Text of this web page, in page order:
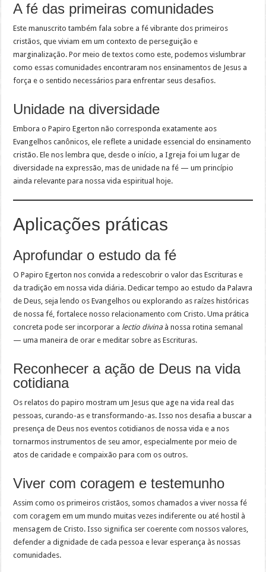
A fé das primeiras comunidades
Este manuscrito também fala sobre a fé vibrante dos primeiros
cristãos, que viviam em um contexto de perseguição e
marginalização. Por meio de textos como este, podemos vislumbrar
como essas comunidades encontraram nos ensinamentos de Jesus a
força e o sentido necessários para enfrentar seus desafios.
Unidade na diversidade
Embora o Papiro Egerton não corresponda exatamente aos
Evangelhos canônicos, ele reflete a unidade essencial do ensinamento
cristão. Ele nos lembra que, desde o início, a Igreja foi um lugar de
diversidade na expressão, mas de unidade na fé — um princípio
ainda relevante para nossa vida espiritual hoje.
Aplicações práticas
Aprofundar o estudo da fé
O Papiro Egerton nos convida a redescobrir o valor das Escrituras e
da tradição em nossa vida diária. Dedicar tempo ao estudo da Palavra
de Deus, seja lendo os Evangelhos ou explorando as raízes históricas
de nossa fé, fortalece nosso relacionamento com Cristo. Uma prática
concreta pode ser incorporar a lectio divinaà nossa rotina semanal
— uma maneira de orar e meditar sobre as Escrituras.
Reconhecer a ação de Deus na vida
cotidiana
Os relatos do papiro mostram um Jesus que age na vida real das
pessoas, curando-as e transformando-as. Isso nos desafia a buscar a
presença de Deus nos eventos cotidianos de nossa vida e a nos
tornarmos instrumentos de seu amor, especialmente por meio de
atos de caridade e compaixão para com os outros.
Viver com coragem e testemunho
Assim como os primeiros cristãos, somos chamados a viver nossa fé
com coragem em um mundo muitas vezes indiferente ou até hostil à
mensagem de Cristo. Isso significa ser coerente com nossos valores,
defender a dignidade de cada pessoa e levar esperança às nossas
comunidades.